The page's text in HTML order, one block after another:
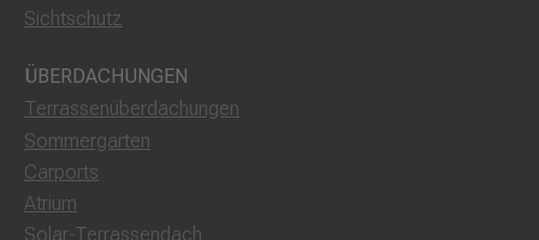
Sichtschutz
ÜBERDACHUNGEN
Terrassenüberdachungen
Sommergarten
Carports
Atrium
Solar-Terrassendach